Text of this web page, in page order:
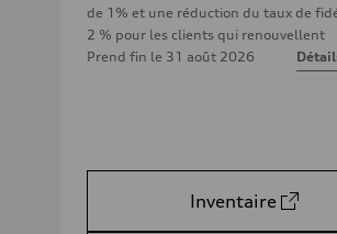
de 1% et une réduction du taux de
2 % pour les clients qui renouvellent
Prend fin le 31 août 2026
Inventaire